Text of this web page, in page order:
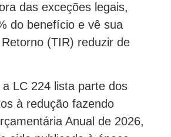
das exceções legais,
do benefício e vê sua
(TIR) reduzir de
LC 224 lista parte dos
à redução fazendo
Anual de 2026,